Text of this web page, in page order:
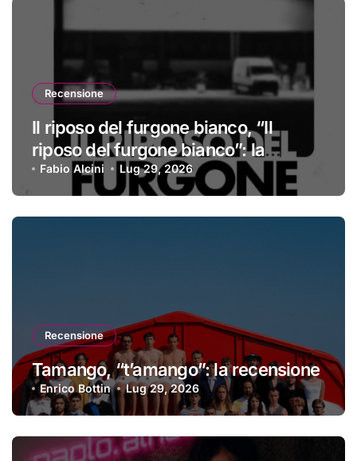
Recensione
Il riposo del furgone bianco, “Il
riposo del furgone bianco”: la
recensione
Fabio Alcini Lug 29, 2026
Recensione
Tamango, “t’amango”: la recensione
Enrico Bottin Lug 29, 2026